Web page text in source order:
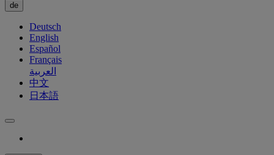
de
Deutsch
English
Español
Français
العربية
中文
日本語